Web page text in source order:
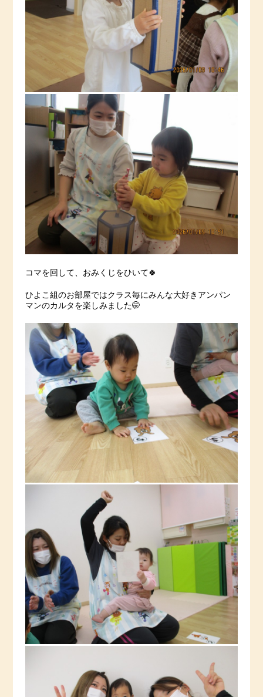
コマを回して、おみくじをひいて🍀
ひよこ組のお部屋ではクラス毎にみんな大好きアンパン
マンのカルタを楽しみました🤭